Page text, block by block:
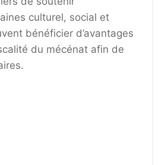
culturel, social et
bénéficier d’avantages
du mécénat afin de